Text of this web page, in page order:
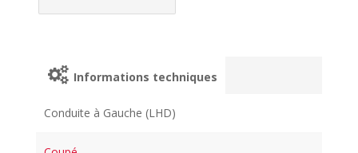
Informations techniques
Conduite à Gauche (LHD)